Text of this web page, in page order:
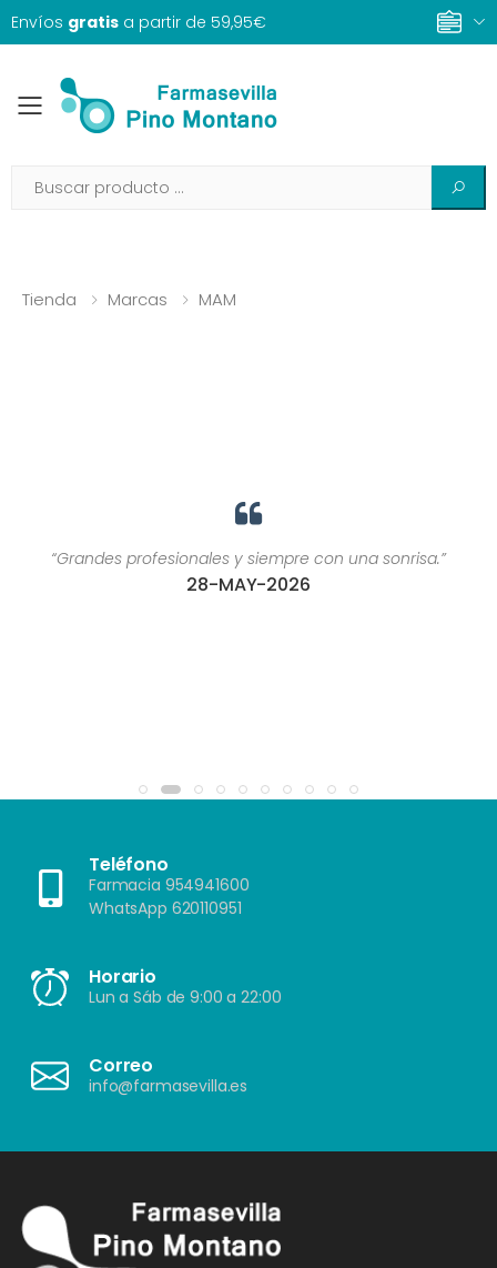
Envíos gratis a partir de 59,95€
Toggle mobile menu
Tienda Marcas MAM
“Grandes profesionales y siempre con una sonrisa.”
28-MAY-2026
Teléfono
Farmacia 954941600
WhatsApp 620110951
Horario
Lun a Sáb de 9:00 a 22:00
Correo
info@farmasevilla.es